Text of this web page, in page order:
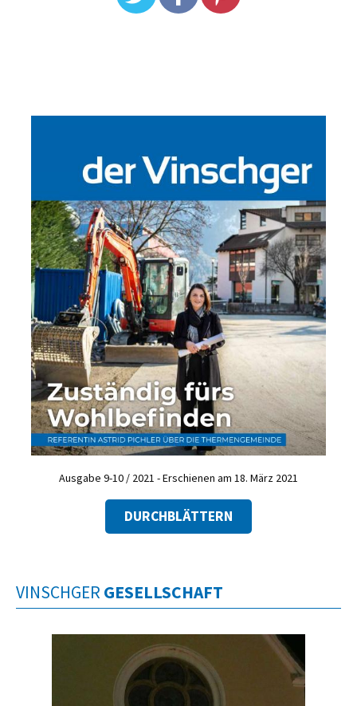
Ausgabe 9-10 / 2021 - Erschienen am 18. März 2021
DURCHBLÄTTERN
VINSCHGER GESELLSCHAFT